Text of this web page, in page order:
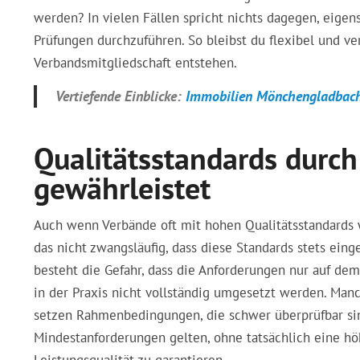
werden? In vielen Fällen spricht nichts dagegen,
Prüfungen durchzuführen. So bleibst du flexibel und
Verbandsmitgliedschaft entstehen.
Vertiefende Einblicke: Immobilien
Qualitätsstandards
gewährleistet
Auch wenn Verbände oft mit hohen Qualitätsstandards
das nicht zwangsläufig, dass diese Standards stets
besteht die Gefahr, dass die Anforderungen nur auf
in der Praxis nicht vollständig umgesetzt werden.
setzen Rahmenbedingungen, die schwer überprüfbar
Mindestanforderungen gelten, ohne tatsächlich eine